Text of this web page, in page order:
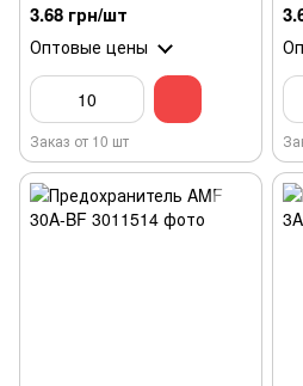
3.68 грн/шт
Оптовые цены
Заказ от 10 шт